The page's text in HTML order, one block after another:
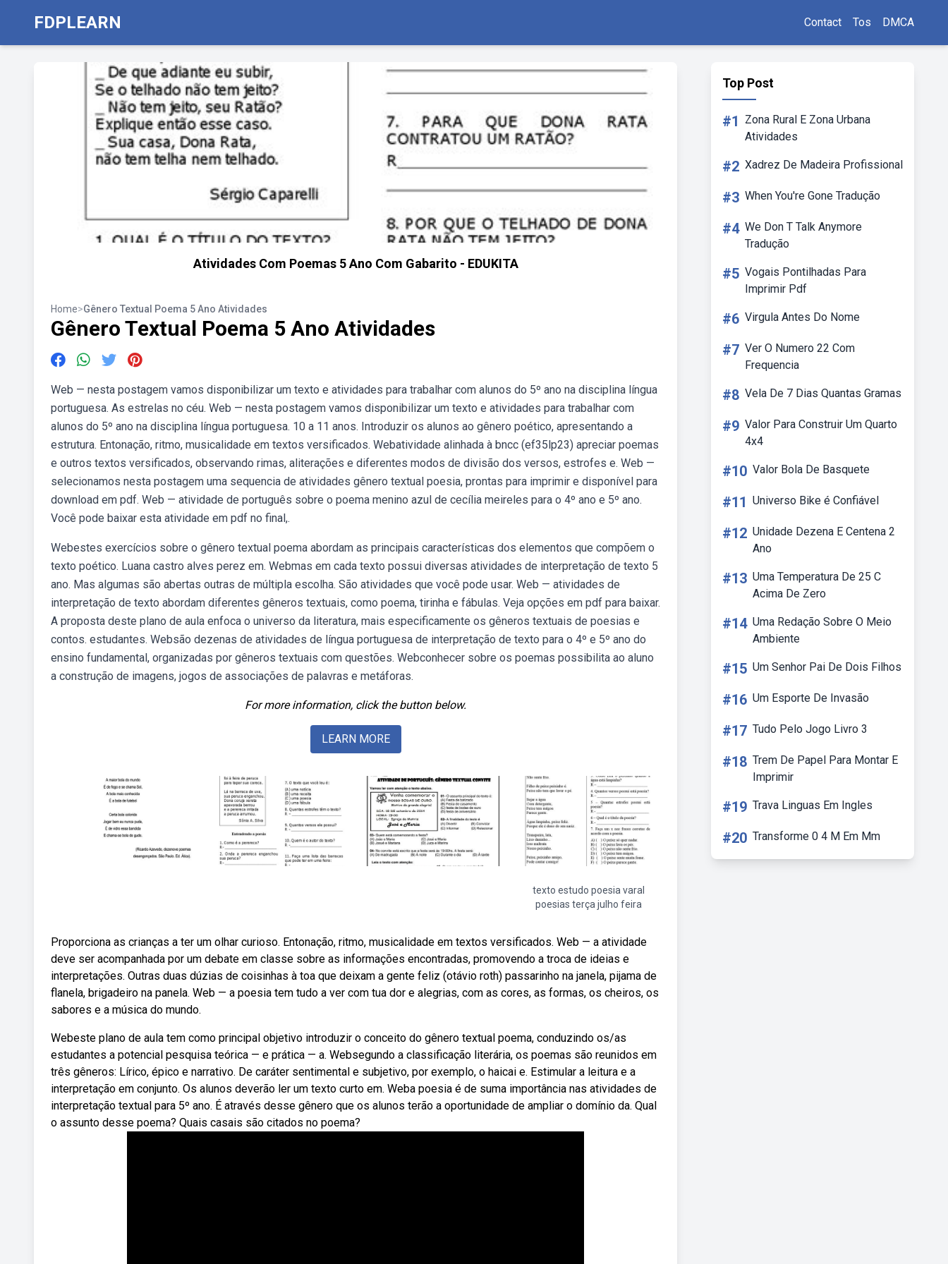
FDPLEARN Contact Tos DMCA
Atividades Com Poemas 5 Ano Com Gabarito - EDUKITA
Home>Gênero Textual Poema 5 Ano Atividades
Gênero Textual Poema 5 Ano Atividades
Web — nesta postagem vamos disponibilizar um texto e atividades para trabalhar com alunos do 5º ano na disciplina língua
portuguesa. As estrelas no céu. Web — nesta postagem vamos disponibilizar um texto e atividades para trabalhar com
alunos do 5º ano na disciplina língua portuguesa. 10 a 11 anos. Introduzir os alunos ao gênero poético, apresentando a
estrutura. Entonação, ritmo, musicalidade em textos versificados. Webatividade alinhada à bncc (ef35lp23) apreciar poemas
e outros textos versificados, observando rimas, aliterações e diferentes modos de divisão dos versos, estrofes e. Web —
selecionamos nesta postagem uma sequencia de atividades gênero textual poesia, prontas para imprimir e disponível para
download em pdf. Web — atividade de português sobre o poema menino azul de cecília meireles para o 4º ano e 5º ano.
Você pode baixar esta atividade em pdf no final,.
Webestes exercícios sobre o gênero textual poema abordam as principais características dos elementos que compõem o
texto poético. Luana castro alves perez em. Webmas em cada texto possui diversas atividades de interpretação de texto 5
ano. Mas algumas são abertas outras de múltipla escolha. São atividades que você pode usar. Web — atividades de
interpretação de texto abordam diferentes gêneros textuais, como poema, tirinha e fábulas. Veja opções em pdf para baixar.
A proposta deste plano de aula enfoca o universo da literatura, mais especificamente os gêneros textuais de poesias e
contos. estudantes. Websão dezenas de atividades de língua portuguesa de interpretação de texto para o 4º e 5º ano do
ensino fundamental, organizadas por gêneros textuais com questões. Webconhecer sobre os poemas possibilita ao aluno
a construção de imagens, jogos de associações de palavras e metáforas.
For more information, click the button below.
LEARN MORE
texto estudo poesia varal
poesias terça julho feira
Proporciona as crianças a ter um olhar curioso. Entonação, ritmo, musicalidade em textos versificados. Web — a atividade
deve ser acompanhada por um debate em classe sobre as informações encontradas, promovendo a troca de ideias e
interpretações. Outras duas dúzias de coisinhas à toa que deixam a gente feliz (otávio roth) passarinho na janela, pijama de
flanela, brigadeiro na panela. Web — a poesia tem tudo a ver com tua dor e alegrias, com as cores, as formas, os cheiros, os
sabores e a música do mundo.
Webeste plano de aula tem como principal objetivo introduzir o conceito do gênero textual poema, conduzindo os/as
estudantes a potencial pesquisa teórica — e prática — a. Websegundo a classificação literária, os poemas são reunidos em
três gêneros: Lírico, épico e narrativo. De caráter sentimental e subjetivo, por exemplo, o haicai e. Estimular a leitura e a
interpretação em conjunto. Os alunos deverão ler um texto curto em. Weba poesia é de suma importância nas atividades de
interpretação textual para 5º ano. É através desse gênero que os alunos terão a oportunidade de ampliar o domínio da. Qual
o assunto desse poema? Quais casais são citados no poema?
Top Post
#1
Zona Rural E Zona Urbana
Atividades
#2 Xadrez De Madeira Profissional
#3 When You're Gone Tradução
#4 We Don T Talk Anymore
Tradução
#5 Vogais Pontilhadas Para
Imprimir Pdf
#6 Virgula Antes Do Nome
#7 Ver O Numero 22 Com
Frequencia
#8 Vela De 7 Dias Quantas Gramas
#9 Valor Para Construir Um Quarto
4x4
#10 Valor Bola De Basquete
#11 Universo Bike é Confiável
#12 Unidade Dezena E Centena 2
Ano
#13 Uma Temperatura De 25 C
Acima De Zero
#14 Uma Redação Sobre O Meio
Ambiente
#15 Um Senhor Pai De Dois Filhos
#16 Um Esporte De Invasão
#17 Tudo Pelo Jogo Livro 3
#18 Trem De Papel Para Montar E
Imprimir
#19 Trava Linguas Em Ingles
#20 Transforme 0 4 M Em Mm